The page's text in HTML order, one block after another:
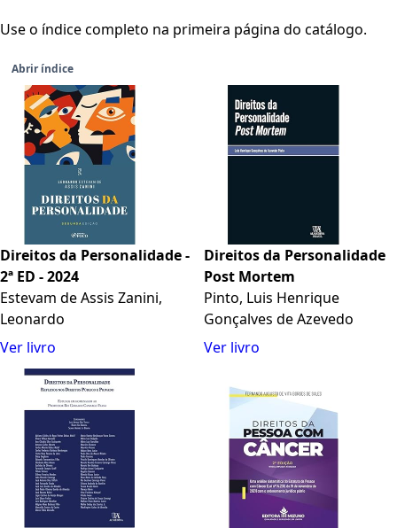
Use o índice completo na primeira página do catálogo.
Abrir índice
Direitos da Personalidade -
2ª ED - 2024
Estevam de Assis Zanini,
Leonardo
Ver livro
Direitos da Personalidade
Post Mortem
Pinto, Luis Henrique
Gonçalves de Azevedo
Ver livro